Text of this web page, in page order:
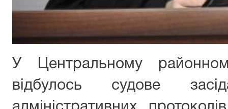
У Центральному
відбулось судове